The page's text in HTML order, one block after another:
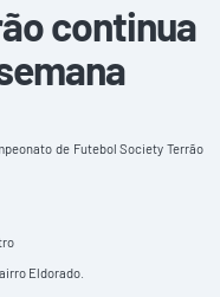
continua
de Futebol Society Terrão
Eldorado.